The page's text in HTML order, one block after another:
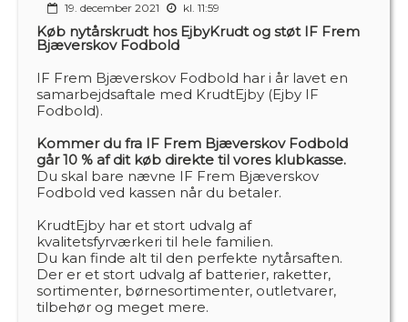
19. december 2021 kl. 11:59
Køb nytårskrudt hos EjbyKrudt og støt IF Frem
Bjæverskov Fodbold
IF Frem Bjæverskov Fodbold har i år lavet en
samarbejdsaftale med KrudtEjby (Ejby IF
Fodbold).
Kommer du fra IF Frem Bjæverskov Fodbold
går 10 % af dit køb direkte til vores klubkasse.
Du skal bare nævne IF Frem Bjæverskov
Fodbold ved kassen når du betaler.
KrudtEjby har et stort udvalg af
kvalitetsfyrværkeri til hele familien.
Du kan finde alt til den perfekte nytårsaften.
Der er et stort udvalg af batterier, raketter,
sortimenter, børnesortimenter, outletvarer,
tilbehør og meget mere.